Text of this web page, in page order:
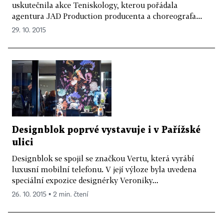
uskutečnila akce Teniskology, kterou pořádala
agentura JAD Production producenta a choreografa...
29. 10. 2015
Designblok poprvé vystavuje i v Pařížské
ulici
Designblok se spojil se značkou Vertu, která vyrábí
luxusní mobilní telefonu. V její výloze byla uvedena
speciální expozice designérky Veroniky...
26. 10. 2015 ▪ 2 min. čtení